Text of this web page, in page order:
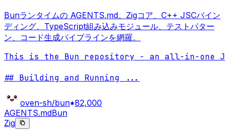
Bunランタイムの AGENTS.md。Zigコア、C++ JSCバイン
ディング、TypeScript組み込みモジュール、テストパター
ン、コード生成パイプラインを網羅。
This is the Bun repository - an all-in-one
## Building and Running
...
oven-sh/bun 82,000
AGENTS.mdBun
Zig